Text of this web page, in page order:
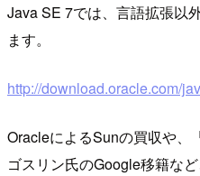
Java SE 7では、言語拡張以
ます。
http://download.oracle.com/
OracleによるSunの買収や、
ゴスリン氏のGoogle移籍な